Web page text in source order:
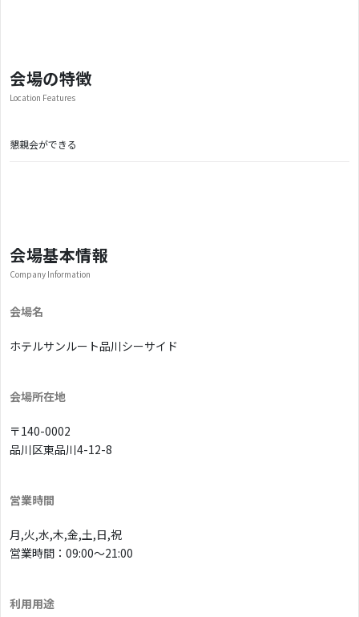
会場の特徴
Location Features
懇親会ができる
会場基本情報
Company Information
会場名
ホテルサンルート品川シーサイド
会場所在地
〒140-0002
品川区東品川4-12-8
営業時間
月,火,水,木,金,土,日,祝
営業時間：09:00〜21:00
利用用途